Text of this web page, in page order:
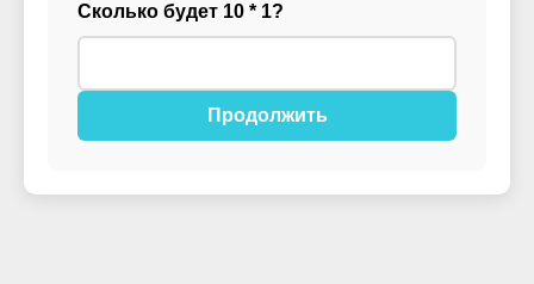
Сколько будет 10 * 1?
Продолжить